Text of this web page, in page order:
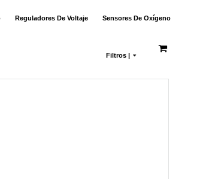
Reguladores De Voltaje Sensores De Oxígeno
Filtros |